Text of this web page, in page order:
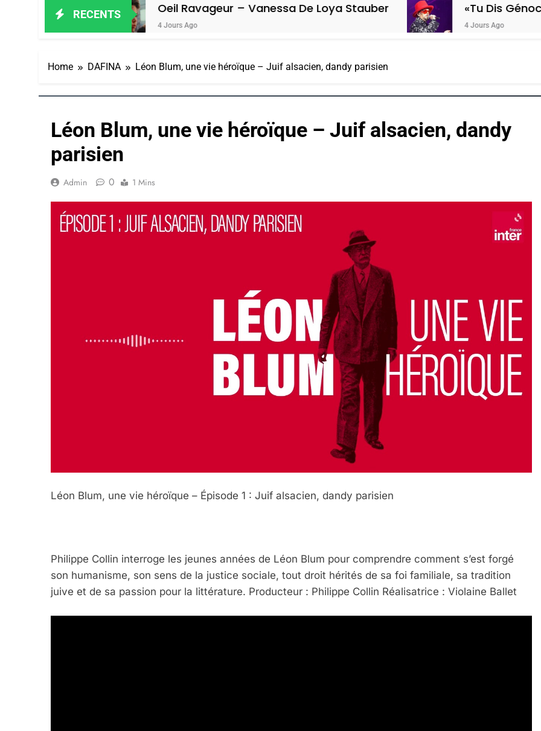
RECENTS
Oeil Ravageur – Vanessa De Loya Stauber
4 Jours Ago
«Tu Dis Génocide, Je
4 Jours Ago
Home DAFINA Léon Blum, une vie héroïque – Juif alsacien, dandy parisien
Léon Blum, une vie héroïque – Juif alsacien, dandy
parisien
Admin 0 1 Mins
Léon Blum, une vie héroïque – Épisode 1 : Juif alsacien, dandy parisien
Philippe Collin interroge les jeunes années de Léon Blum pour comprendre comment s’est forgé
son humanisme, son sens de la justice sociale, tout droit hérités de sa foi familiale, sa tradition
juive et de sa passion pour la littérature. Producteur : Philippe Collin Réalisatrice : Violaine Ballet
5
2025, L’année La Plus Meurtrière Selon Le Rapport D’ADL Contre